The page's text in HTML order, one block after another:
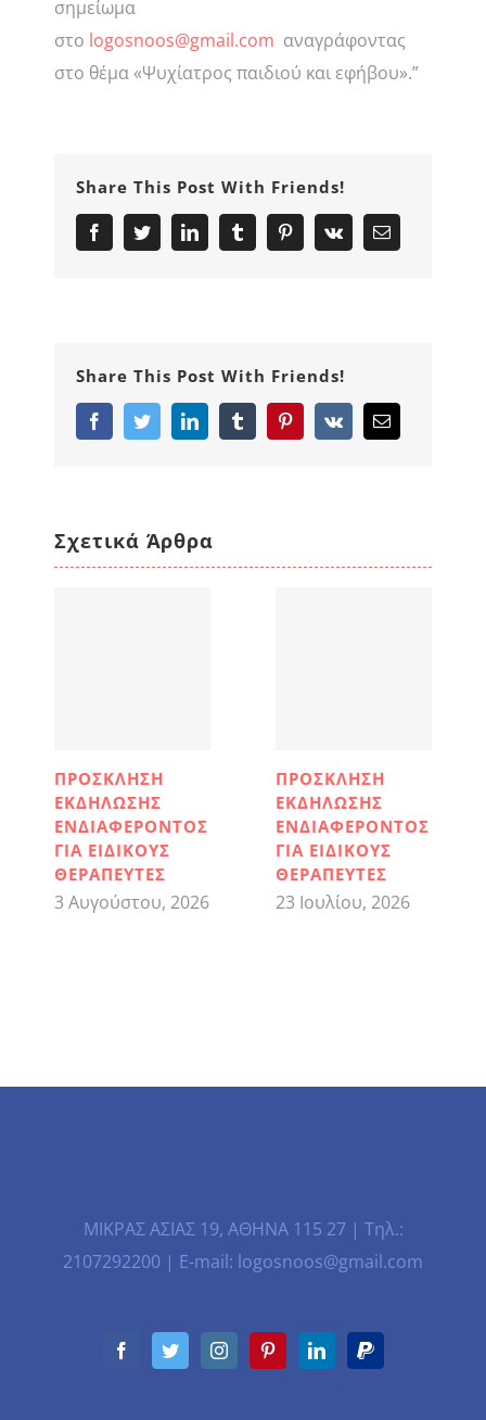
σημείωμα
στο logosnoos@gmail.com αναγράφοντας
στο θέμα «Ψυχίατρος παιδιού και εφήβου».”
Share This Post With Friends!
FacebookTwitterLinkedInTumblr PinterestVk Email
Share This Post With Friends!
FacebookTwitterLinkedInTumblr PinterestVk Email
Σχετικά Άρθρα
ΠΡΟΣΚΛΗΣΗ
ΕΚΔΗΛΩΣΗΣ
ΕΝΔΙΑΦΕΡΟΝΤΟΣ
ΓΙΑ ΕΙΔΙΚΟΥΣ
ΘΕΡΑΠΕΥΤΕΣ
3 Αυγούστου, 2026
ΠΡΟΣΚΛΗΣΗ
ΕΚΔΗΛΩΣΗΣ
ΕΝΔΙΑΦΕΡΟΝΤΟΣ
ΓΙΑ ΕΙΔΙΚΟΥΣ
ΘΕΡΑΠΕΥΤΕΣ
23 Ιουλίου, 2026
ΜΙΚΡΑΣ ΑΣΙΑΣ 19, ΑΘΗΝΑ 115 27 | Τηλ.:
2107292200 | E-mail: logosnoos@gmail.com